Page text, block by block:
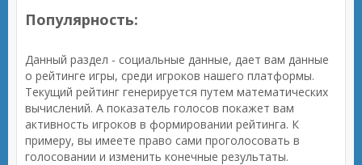
Популярность:
Данный раздел - социальные данные, дает вам данные
о рейтинге игры, среди игроков нашего платформы.
Текущий рейтинг генерируется путем математических
вычислений. А показатель голосов покажет вам
активность игроков в формировании рейтинга. К
примеру, вы имеете право сами проголосовать в
голосовании и изменить конечные результаты.